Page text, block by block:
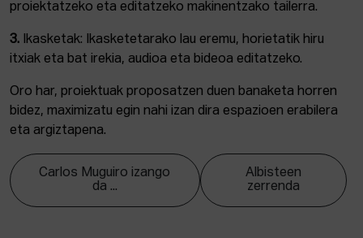
proiektatzeko eta editatzeko makinentzako tailerra.
3. Ikasketak: Ikasketetarako lau eremu, horietatik hiru
itxiak eta bat irekia, audioa eta bideoa editatzeko.
Oro har, proiektuak proposatzen duen banaketa horren
bidez, maximizatu egin nahi izan dira espazioen erabilera
eta argiztapena.
Carlos Muguiro izango
da ...
Albisteen
zerrenda